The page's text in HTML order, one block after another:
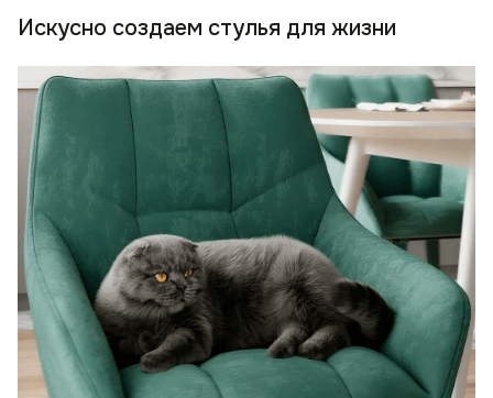
Искусно создаем стулья для жизни